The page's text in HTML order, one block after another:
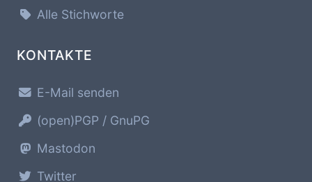
Alle Stichworte
KONTAKTE
E-Mail senden
(open)PGP / GnuPG
Mastodon
Twitter